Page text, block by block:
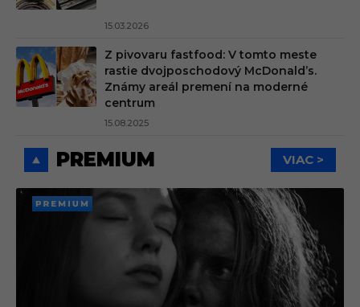
15.03.2026
Z pivovaru fastfood: V tomto meste
rastie dvojposchodový McDonald’s.
Známy areál premení na moderné
centrum
15.08.2025
PREMIUM VIAC >
PREMI